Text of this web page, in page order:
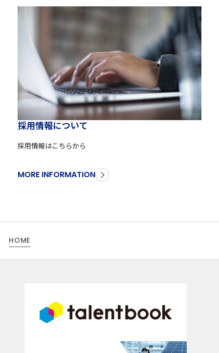
採用情報について
採用情報はこちらから
MORE INFORMATION
HOME